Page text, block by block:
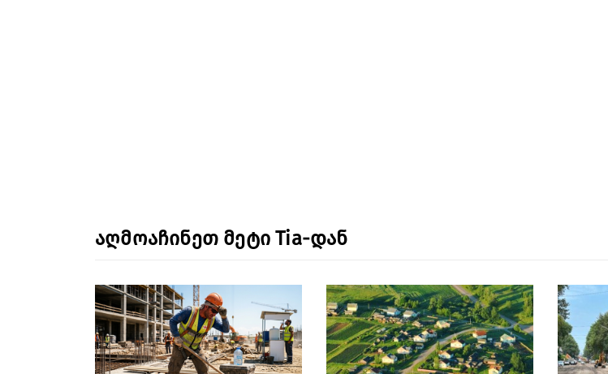
აღმოაჩინეთ მეტი Tia-დან